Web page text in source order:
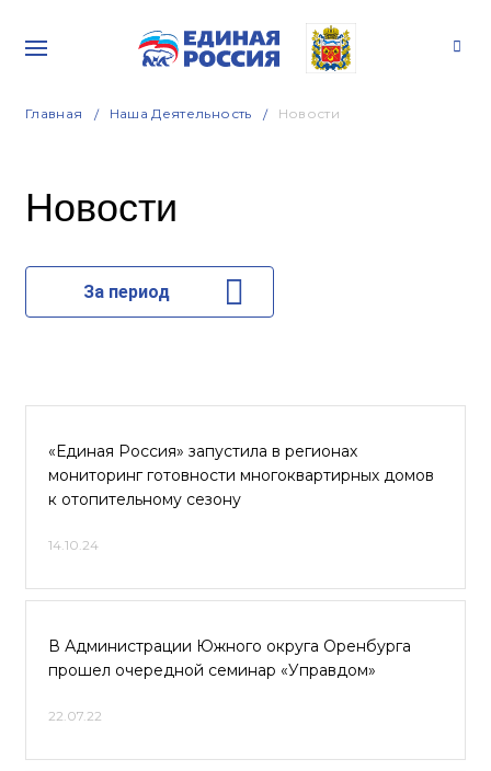
Главная Наша Деятельность Новости
Новости
За период
«Единая Россия» запустила в регионах
мониторинг готовности многоквартирных домов
к отопительному сезону
14.10.24
В Администрации Южного округа Оренбурга
прошел очередной семинар «Управдом»
22.07.22